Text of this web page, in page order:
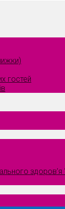
гостей
здоров’я